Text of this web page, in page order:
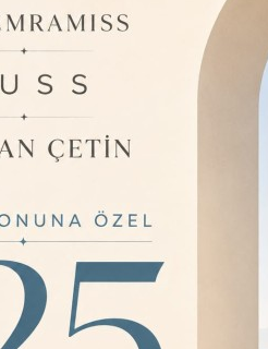
ÜRÜN BILGISI
Ürün özelliği
uygundur. ;
görünümlüdür
yapmaz. Ütü
uygundur. ;